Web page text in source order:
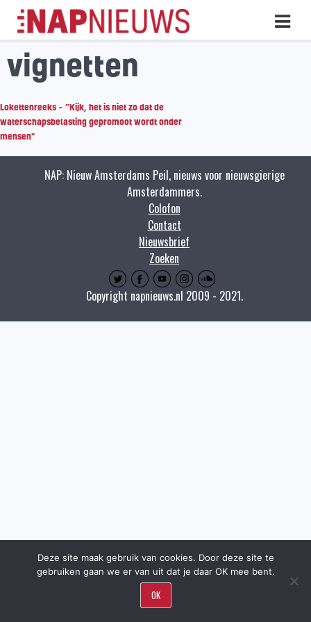
Skip
naar
inhoud
vignetten
Lokettenreeks – ”Kijk, het is niet zo dat de
waterschapsbelasting gepromoot wordt onder
mensen"
NAP: Nieuw Amsterdams Peil, nieuws voor nieuwsgierige
Amsterdammers.
Colofon
Contact
Nieuwsbrief
Zoeken
Copyright napnieuws.nl 2009 - 2021.
Deze site maak gebruik van cookies. Door deze site te
gebruiken gaan we er van uit dat je daar OK mee bent.
OK